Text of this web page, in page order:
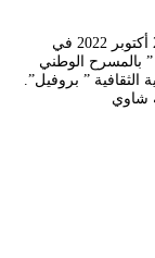
” إيماءات ” عرض كوريغرافي سيعرض هذا الثلاثاء 25 أكتوبر 2022 في
” بالمسرح الوطني
” بروفيل”.
شاوي